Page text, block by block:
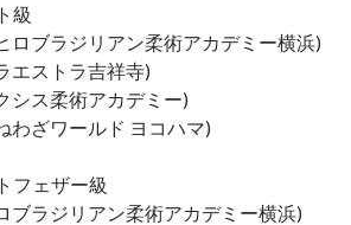
級
ブラジリアン柔術アカデミー横浜)
ストラ吉祥寺)
ス柔術アカデミー)
ざワールド ヨコハマ)
フェザー級
ラジリアン柔術アカデミー横浜)